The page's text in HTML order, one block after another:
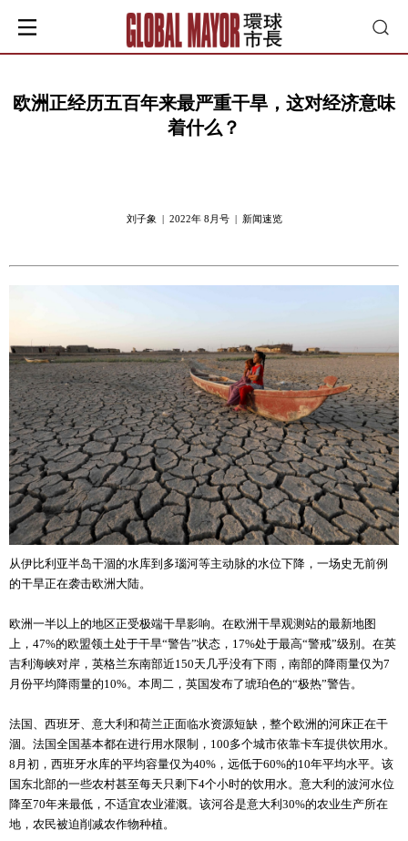
欧洲正经历五百年来最严重干旱，这对经济意味
着什么？
刘子象 | 2022年 8月号 | 新闻速览
从伊比利亚半岛干涸的水库到多瑙河等主动脉的水位下降，一场史无前例
的干旱正在袭击欧洲大陆。
欧洲一半以上的地区正受极端干旱影响。在欧洲干旱观测站的最新地图
上，47%的欧盟领土处于干旱“警告”状态，17%处于最高“警戒”级别。在英
吉利海峡对岸，英格兰东南部近150天几乎没有下雨，南部的降雨量仅为7
月份平均降雨量的10%。本周二，英国发布了琥珀色的“极热”警告。
法国、西班牙、意大利和荷兰正面临水资源短缺，整个欧洲的河床正在干
涸。法国全国基本都在进行用水限制，100多个城市依靠卡车提供饮用水。
8月初，西班牙水库的平均容量仅为40%，远低于60%的10年平均水平。该
国东北部的一些农村甚至每天只剩下4个小时的饮用水。意大利的波河水位
降至70年来最低，不适宜农业灌溉。该河谷是意大利30%的农业生产所在
地，农民被迫削减农作物种植。